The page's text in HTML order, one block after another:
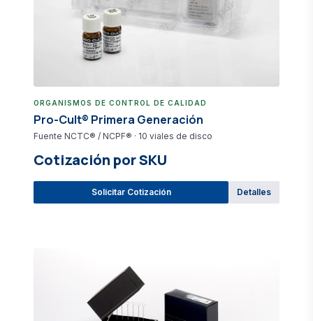
ORGANISMOS DE CONTROL DE CALIDAD
Pro-Cult® Primera Generación
Fuente NCTC® / NCPF® · 10 viales de disco
Cotización por SKU
Solicitar Cotización Detalles